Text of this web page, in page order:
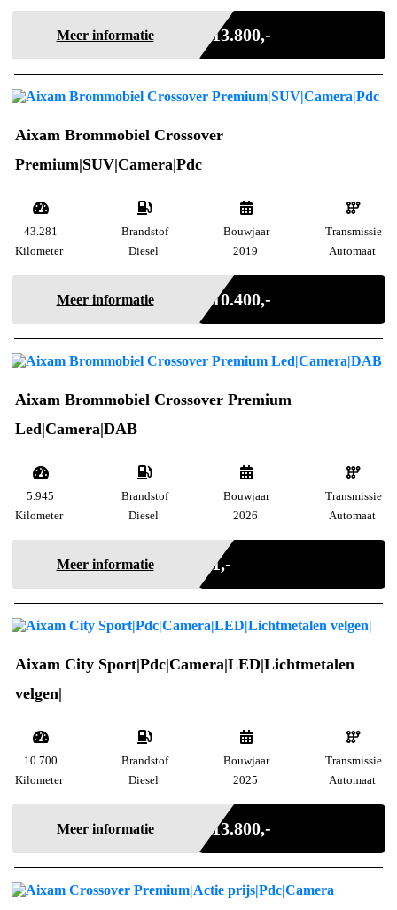
Meer informatie € 13.800,-
Aixam Brommobiel Crossover
Premium|SUV|Camera|Pdc
43.281
Kilometer
Brandstof
Diesel
Bouwjaar
2019
Transmissie
Automaat
Meer informatie € 10.400,-
Aixam Brommobiel Crossover Premium
Led|Camera|DAB
5.945
Kilometer
Brandstof
Diesel
Bouwjaar
2026
Transmissie
Automaat
Meer informatie € 1,-
Aixam City Sport|Pdc|Camera|LED|Lichtmetalen
velgen|
10.700
Kilometer
Brandstof
Diesel
Bouwjaar
2025
Transmissie
Automaat
Meer informatie € 13.800,-